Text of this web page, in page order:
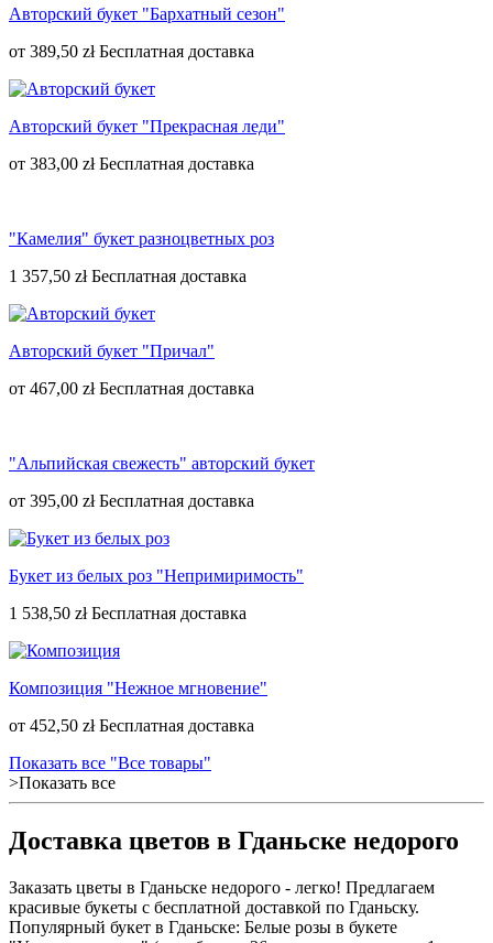
Авторский букет "Бархатный сезон"
от 389,50 zł
Авторский букет "Прекрасная леди"
от 383,00 zł
"Камелия" букет разноцветных роз
1 357,50 zł
Авторский букет "Причал"
от 467,00 zł
"Альпийская свежесть" авторский букет
от 395,00 zł
Букет из белых роз "Непримиримость"
1 538,50 zł
Композиция "Нежное мгновение"
от 452,50 zł
Показать все "Все товары"
>Показать все
Доставка цветов в Гданьске недорого
Заказать цветы в Гданьске недорого - легко! Предлагаем
красивые букеты с бесплатной доставкой по Гданьску.
Популярный букет в Гданьске: Белые розы в букете